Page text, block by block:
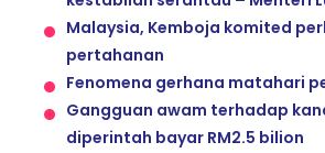
Malaysia, Kemboja komited
pertahanan
Fenomena gerhana matahari
Gangguan awam terhadap
diperintah bayar RM2.5 bilion